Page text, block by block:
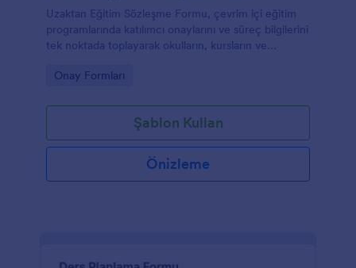
Uzaktan Eğitim Sözleşme Formu, çevrim içi eğitim
programlarında katılımcı onaylarını ve süreç bilgilerini
tek noktada toplayarak okulların, kursların ve
yardımcı olur.
Go to Category:
Onay Formları
Şablon Kullan
Önizleme